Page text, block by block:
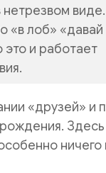
«в лоб» «давай
и работает
«друзей» и
ничего